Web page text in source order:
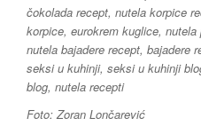
Foto: Zoran Lončarević